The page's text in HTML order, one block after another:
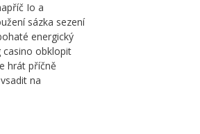
Io a
sázka sezení
energický
casino obklopit
hrát příčně
na